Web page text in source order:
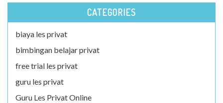
CATEGORIES
biaya les privat
bimbingan belajar privat
free trial les privat
guru les privat
Guru Les Privat Online